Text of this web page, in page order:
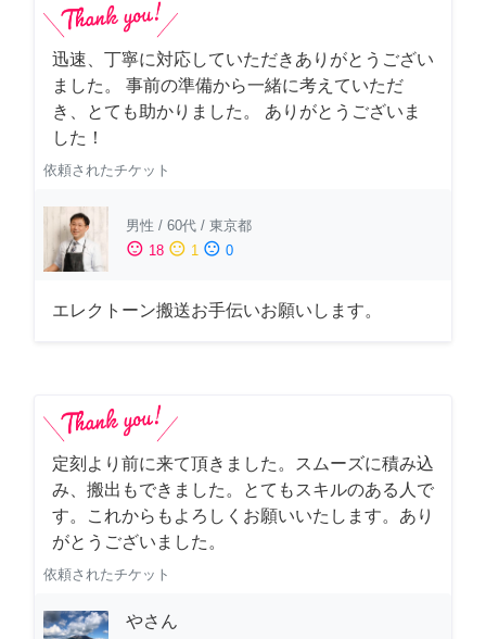
迅速、丁寧に対応していただきありがとうござい
ました。 事前の準備から一緒に考えていただ
き、とても助かりました。 ありがとうございま
した！
依頼されたチケット
男性 / 60代 / 東京都
sentiment_satisfied 18 sentiment_neutral 1 sentiment_dissatisfied 0
エレクトーン搬送お手伝いお願いします。
定刻より前に来て頂きました。スムーズに積み込
み、搬出もできました。とてもスキルのある人で
す。これからもよろしくお願いいたします。あり
がとうございました。
依頼されたチケット
やさん